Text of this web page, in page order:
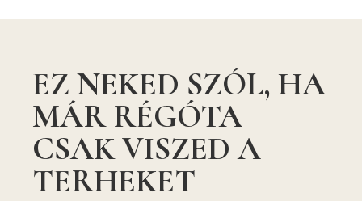
EZ NEKED SZÓL, HA
MÁR RÉGÓTA
CSAK VISZED A
TERHEKET